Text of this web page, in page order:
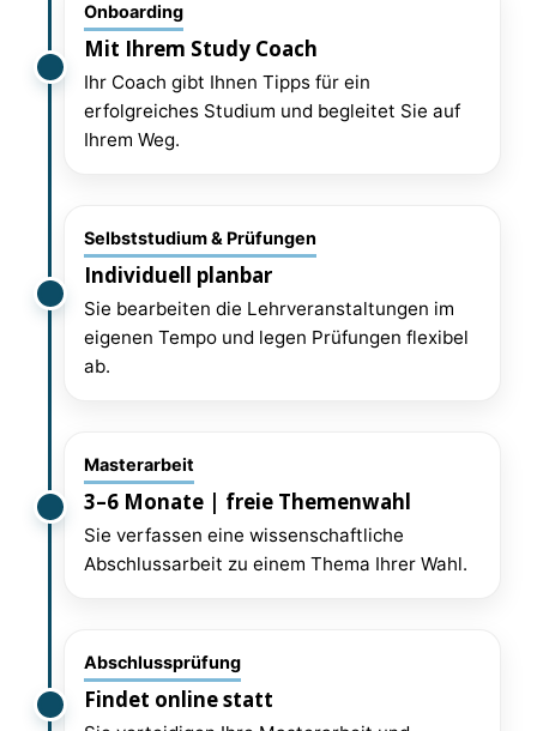
Onboarding
Mit Ihrem Study Coach
Ihr Coach gibt Ihnen Tipps für ein
erfolgreiches Studium und begleitet Sie auf
Ihrem Weg.
Selbststudium & Prüfungen
Individuell planbar
Sie bearbeiten die Lehrveranstaltungen im
eigenen Tempo und legen Prüfungen flexibel
ab.
Masterarbeit
3–6 Monate | freie Themenwahl
Sie verfassen eine wissenschaftliche
Abschlussarbeit zu einem Thema Ihrer Wahl.
Abschlussprüfung
Findet online statt